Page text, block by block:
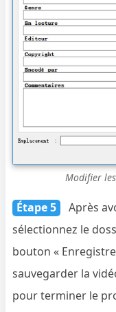
Modifier
Étape 5
Après
sélectionnez le
bouton «
sauvegarder la
pour terminer le